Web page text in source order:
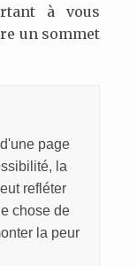
à vous
un sommet
page
la
refléter
chose de
la peur